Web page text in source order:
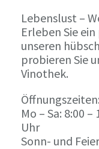
Lebenslust –
Erleben Sie
unseren
probieren Sie
Vinothek.
Öffnungszeiten:
Mo – Sa: 8:00
Uhr
Sonn- und